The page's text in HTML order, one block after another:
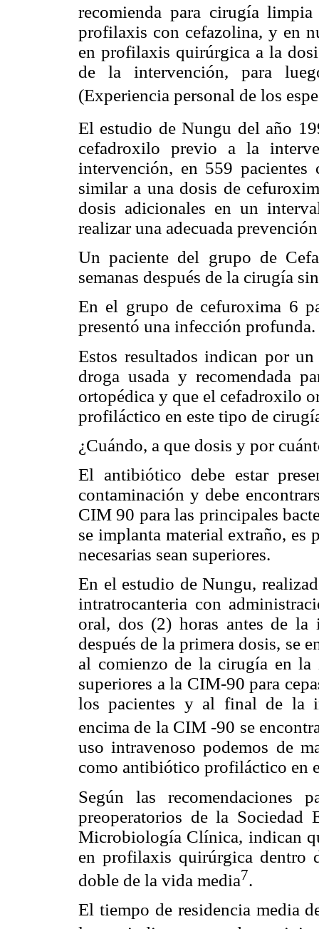
recomienda para cirugía
profilaxis con cefazolina, y en
en profilaxis quirúrgica a la
de la intervención, para
(Experiencia personal de los
El estudio de Nungu del año
cefadroxilo previo a la
intervención, en 559 pacientes
similar a una dosis de
dosis adicionales en un
realizar una adecuada
Un paciente del grupo de
semanas después de la cirugía
En el grupo de cefuroxima 6
presentó una infección profunda.
Estos resultados indican por
droga usada y recomendada
ortopédica y que el cefadroxilo
profiláctico en este tipo de
¿Cuándo, a que dosis y por
El antibiótico debe estar
contaminación y debe
CIM 90 para las principales
se implanta material extraño, es
necesarias sean superiores.
En el estudio de Nungu,
intratrocanteria con
oral, dos (2) horas antes de
después de la primera dosis, se
al comienzo de la cirugía en la
superiores a la CIM-90 para
los pacientes y al final de la
encima de la CIM -90 se
uso intravenoso podemos de
como antibiótico profiláctico en
Según las recomendaciones
preoperatorios de la Sociedad
Microbiología Clínica, indican
en profilaxis quirúrgica dentro
doble de la vida media7.
El tiempo de residencia media